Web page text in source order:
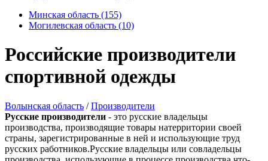
Минская область (155)
Могилевская область (10)
Российские производители
спортивной одежды
Волынская область /Производители
Русские производители - это русские владельцы
производства, производящие товары натерритории своей
страны, зарегистрированные в ней и использующие труд
русских работников.Русские владельцы или совладельцы